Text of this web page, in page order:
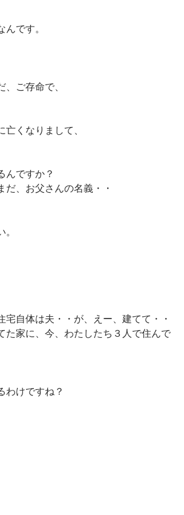
です。
ご存命で、
くなりまして、
んですか？
だ、お父さんの名義・・
宅自体は夫・・が、えー、建てて・・
た家に、今、わたしたち３人で住んで
わけですね？